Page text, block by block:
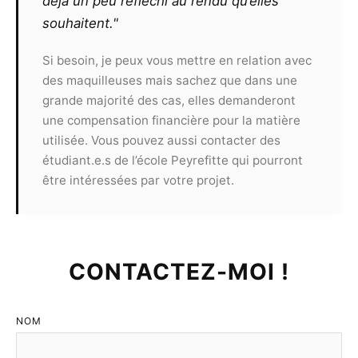
par le modèle suite à la présentation de clichés
Toute utilisation commerciale des
photographies devra faire l’objet d’un nouveau
contrat et ne pourra pas s’effectuer sans
l’accord des deux parties.
Article 9
Le présent contrat est valable, sans limite de
LE PHOTOGRAPHE :Devra respecter sans le
souhaitent."
Si besoin, je peux vous mettre en relation avec
des maquilleuses mais sachez que dans une
grande majorité des cas, elles demanderont
une compensation financière pour la matière
utilisée. Vous pouvez aussi contacter des
étudiant.e.s de l’école Peyrefitte qui pourront
être intéressées par votre projet.
CONTACTEZ-MOI !
NOM